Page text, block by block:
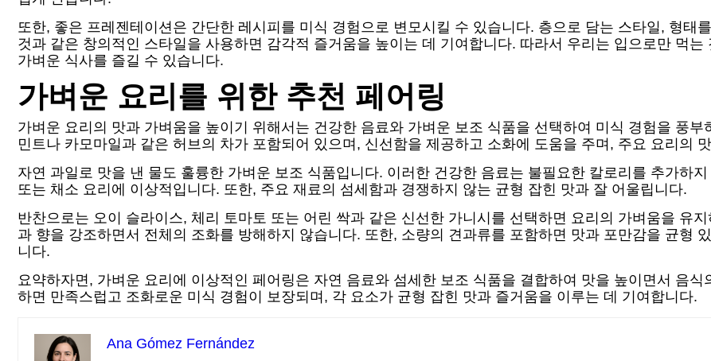
또한, 좋은 프레젠테이션은 간단한 레시피를 미식 경험으로 변모시킬 수 있습니다. 층으로 담는 스타일, 형태
것과 같은 창의적인 스타일을 사용하면 감각적 즐거움을 높이는 데 기여합니다. 따라서 우리는 입으로만 먹
가벼운 식사를 즐길 수 있습니다.
가벼운 요리를 위한 추천 페어링
가벼운 요리의 맛과 가벼움을 높이기 위해서는 건강한 음료와 가벼운 보조 식품을 선택하여 미식 경험을 풍
민트나 카모마일과 같은 허브의 차가 포함되어 있으며, 신선함을 제공하고 소화에 도움을 주며, 주요 요리의
자연 과일로 맛을 낸 물도 훌륭한 가벼운 보조 식품입니다. 이러한 건강한 음료는 불필요한 칼로리를 추가하
또는 채소 요리에 이상적입니다. 또한, 주요 재료의 섬세함과 경쟁하지 않는 균형 잡힌 맛과 잘 어울립니다.
반찬으로는 오이 슬라이스, 체리 토마토 또는 어린 싹과 같은 신선한 가니시를 선택하면 요리의 가벼움을 유
과 향을 강조하면서 전체의 조화를 방해하지 않습니다. 또한, 소량의 견과류를 포함하면 맛과 포만감을 균형
니다.
요약하자면, 가벼운 요리에 이상적인 페어링은 자연 음료와 섬세한 보조 식품을 결합하여 맛을 높이면서 음
하면 만족스럽고 조화로운 미식 경험이 보장되며, 각 요소가 균형 잡힌 맛과 즐거움을 이루는 데 기여합니다.
Ana Gómez Fernández